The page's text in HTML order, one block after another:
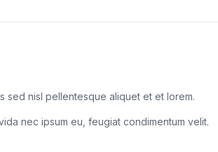
sed nisl pellentesque aliquet et et lorem.
nec ipsum eu, feugiat condimentum velit.